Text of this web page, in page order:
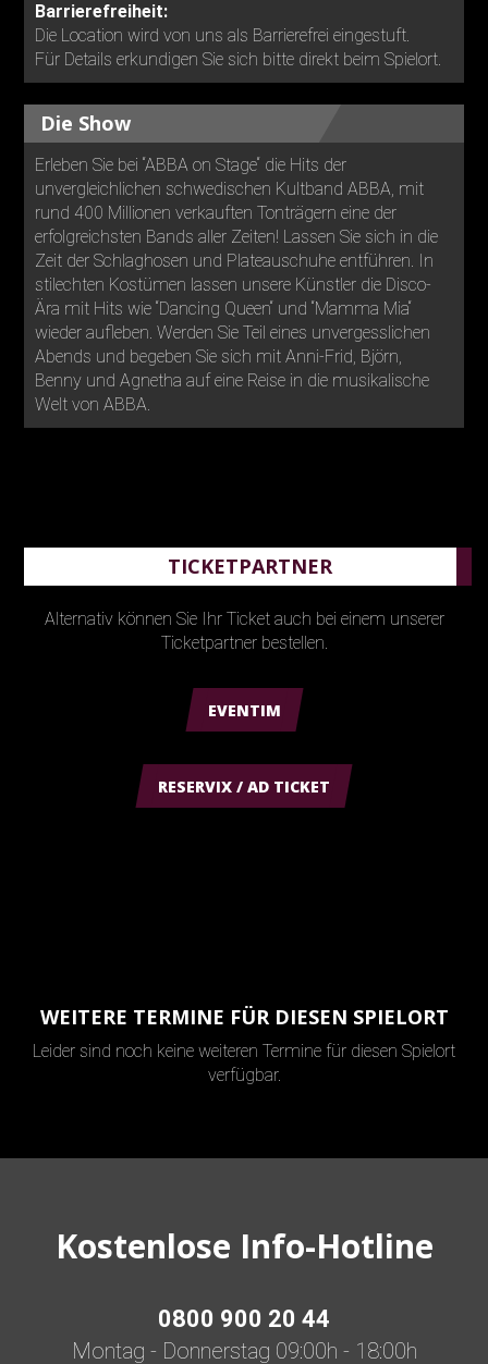
Barrierefreiheit:
Die Location wird von uns als Barrierefrei eingestuft.
Für Details erkundigen Sie sich bitte direkt beim Spielort.
Die Show
Erleben Sie bei “ABBA on Stage“ die Hits der
unvergleichlichen schwedischen Kultband ABBA, mit
rund 400 Millionen verkauften Tonträgern eine der
erfolgreichsten Bands aller Zeiten! Lassen Sie sich in die
Zeit der Schlaghosen und Plateauschuhe entführen. In
stilechten Kostümen lassen unsere Künstler die Disco-
Ära mit Hits wie “Dancing Queen“ und “Mamma Mia“
wieder aufleben. Werden Sie Teil eines unvergesslichen
Abends und begeben Sie sich mit Anni-Frid, Björn,
Benny und Agnetha auf eine Reise in die musikalische
Welt von ABBA.
TICKETPARTNER
Alternativ können Sie Ihr Ticket auch bei einem unserer
Ticketpartner bestellen.
EVENTIM
RESERVIX / AD TICKET
WEITERE TERMINE FÜR DIESEN SPIELORT
Leider sind noch keine weiteren Termine für diesen Spielort
verfügbar.
Kostenlose Info-Hotline
0800 900 20 44
Montag - Donnerstag 09:00h - 18:00h